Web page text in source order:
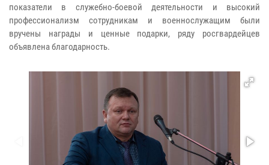
показатели в служебно-боевой деятельности и высокий
профессионализм сотрудникам и военнослужащим были
вручены награды и ценные подарки, ряду росгвардейцев
объявлена благодарность.